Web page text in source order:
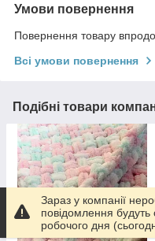
Умови повернення
Повернення товару
Всі умови повернення
Подібні товари
Зараз у компанії
повідомлення
робочого дня